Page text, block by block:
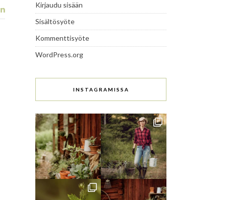
Kirjaudu sisään
Sisältösyöte
Kommenttisyöte
WordPress.org
INSTAGRAMISSA